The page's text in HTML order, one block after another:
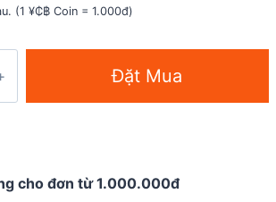
(1 ¥₵฿ Coin = 1.000đ)
Đặt Mua
cho đơn từ 1.000.000đ